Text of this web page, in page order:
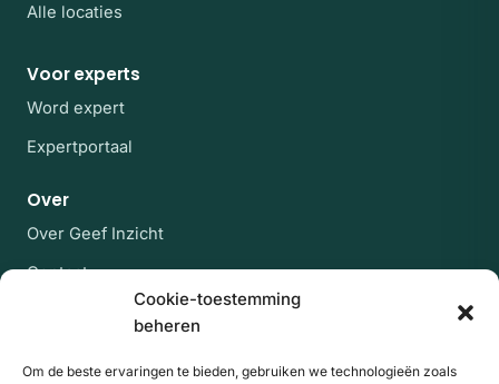
Cookie-toestemming
beheren
Om de beste ervaringen te bieden, gebruiken we technologieën zoals
Alle locaties
Voor experts
Word expert
Expertportaal
Over
Over Geef Inzicht
Contact
Veelgestelde vragen
Blijf op de hoogte